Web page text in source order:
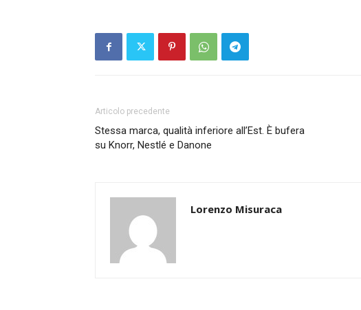
Articolo precedente
Stessa marca, qualità inferiore all’Est. È bufera
su Knorr, Nestlé e Danone
Lorenzo Misuraca